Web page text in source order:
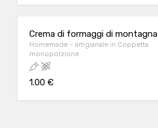
Crema di formaggi di montagna
Homemade - artigianale in Coppetta
monoporzione
1.00 €